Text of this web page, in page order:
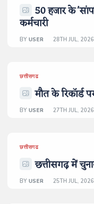
50 हजार के
कर्मचारी
BY USER 28TH JUL, 2026
छत्तीसगढ
मौत के रिकॉर्ड
BY USER 27TH JUL, 2026
छत्तीसगढ
छत्तीसगढ़ में
BY USER 25TH JUL, 2026